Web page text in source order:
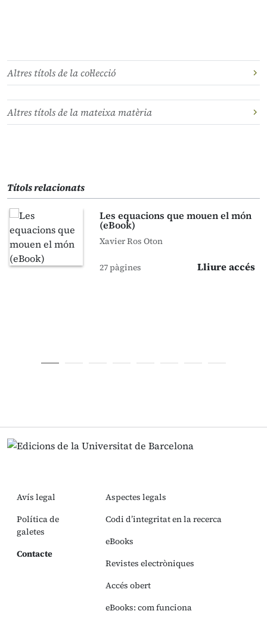
Altres títols de la col·lecció
Altres títols de la mateixa matèria
Títols relacionats
Les equacions que mouen el món
(eBook)
Xavier Ros Oton
27 pàgines Lliure accés
Avís legal
Política de
galetes
Contacte
Aspectes legals
Codi d’integritat en la recerca
eBooks
Revistes electròniques
Accés obert
eBooks: com funciona